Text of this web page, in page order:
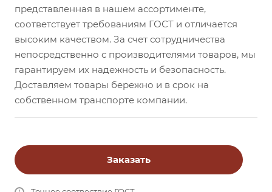
представленная в нашем ассортименте,
соответствует требованиям ГОСТ и отличается
высоким качеством. За счет сотрудничества
непосредственно с производителями товаров, мы
гарантируем их надежность и безопасность.
Доставляем товары бережно и в срок на
собственном транспорте компании.
Заказать